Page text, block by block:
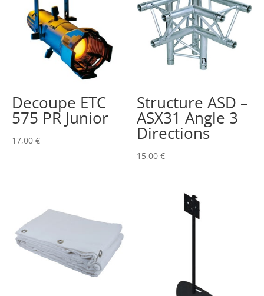
Decoupe ETC
575 PR Junior
17,00 €
Structure ASD –
ASX31 Angle 3
Directions
15,00€